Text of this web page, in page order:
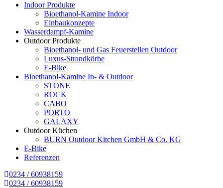
Indoor Produkte
Bioethanol-Kamine Indoor
Einbaukonzepte
Wasserdampf-Kamine
Outdoor Produkte
Bioethanol- und Gas Feuerstellen Outdoor
Luxus-Strandkörbe
E-Bike
Bioethanol-Kamine In- & Outdoor
STONE
ROCK
CABO
PORTO
GALAXY
Outdoor Küchen
BURN Outdoor Kitchen GmbH & Co. KG
E-Bike
Referenzen
0234 / 60938159
0234 / 60938159